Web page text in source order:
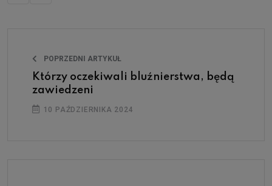
POPRZEDNI ARTYKUŁ
Którzy oczekiwali bluźnierstwa, będą
zawiedzeni
10 PAŹDZIERNIKA 2024